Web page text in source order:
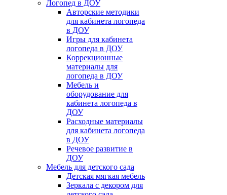
Логопед в ДОУ
Авторские методики
для кабинета логопеда
в ДОУ
Игры для кабинета
логопеда в ДОУ
Коррекционные
материалы для
логопеда в ДОУ
Мебель и
оборудование для
кабинета логопеда в
ДОУ
Расходные материалы
для кабинета логопеда
в ДОУ
Речевое развитие в
ДОУ
Мебель для детского сада
Детская мягкая мебель
Зеркала с декором для